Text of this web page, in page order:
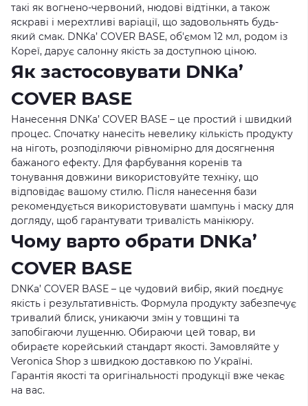
такі як вогнено-червоний, нюдові відтінки, а також
яскраві і мерехтливі варіації, що задовольнять будь-
який смак. DNKa’ COVER BASE, об'ємом 12 мл, родом із
Кореї, дарує салонну якість за доступною ціною.
Як застосовувати DNKa’
COVER BASE
Нанесення DNKa’ COVER BASE – це простий і швидкий
процес. Спочатку нанесіть невелику кількість продукту
на ніготь, розподіляючи рівномірно для досягнення
бажаного ефекту. Для фарбування коренів та
тонування довжини використовуйте техніку, що
відповідає вашому стилю. Після нанесення бази
рекомендується використовувати шампунь і маску для
догляду, щоб гарантувати тривалість манікюру.
Чому варто обрати DNKa’
COVER BASE
DNKa’ COVER BASE – це чудовий вибір, який поєднує
якість і результативність. Формула продукту забезпечує
тривалий блиск, уникаючи змін у товщині та
запобігаючи лущенню. Обираючи цей товар, ви
обираєте корейський стандарт якості. Замовляйте у
Veronica Shop з швидкою доставкою по Україні.
Гарантія якості та оригінальності продукції вже чекає
на вас.